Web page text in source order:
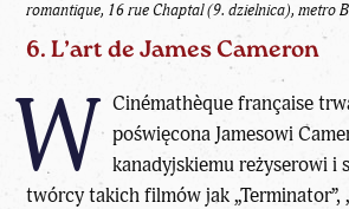
romantique, 16 rue Chaptal (9. dzielnica), metro
6. L’art de James Cameron
W Cinémathèque française
poświęcona Jamesowi
kanadyjskiemu reżyserowi i
twórcy takich filmów jak „Terminator”,